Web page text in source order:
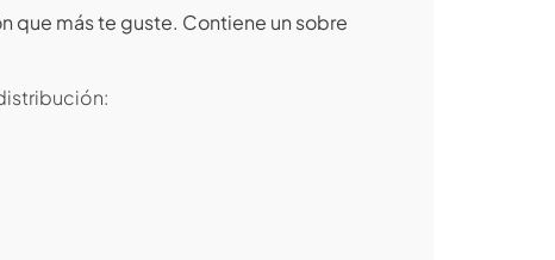
que más te guste. Contiene un sobre